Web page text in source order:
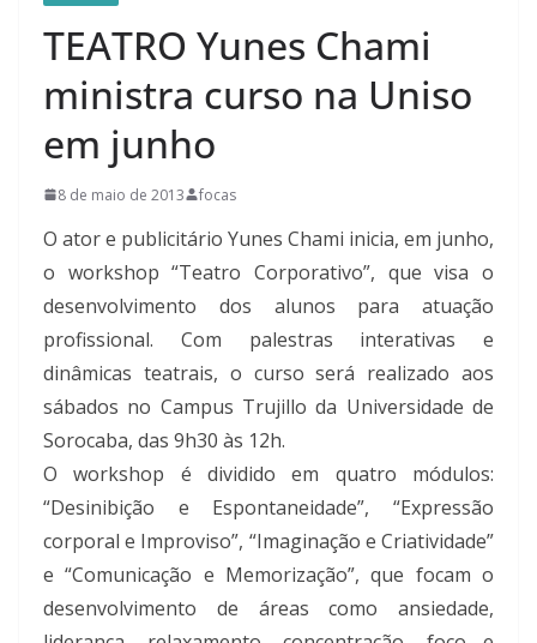
TEATRO Yunes Chami
ministra curso na Uniso
em junho
8 de maio de 2013 focas
O ator e publicitário Yunes Chami inicia, em junho,
o workshop “Teatro Corporativo”, que visa o
desenvolvimento dos alunos para atuação
profissional. Com palestras interativas e
dinâmicas teatrais, o curso será realizado aos
sábados no Campus Trujillo da Universidade de
Sorocaba, das 9h30 às 12h.
O workshop é dividido em quatro módulos:
“Desinibição e Espontaneidade”, “Expressão
corporal e Improviso”, “Imaginação e Criatividade”
e “Comunicação e Memorização”, que focam o
desenvolvimento de áreas como ansiedade,